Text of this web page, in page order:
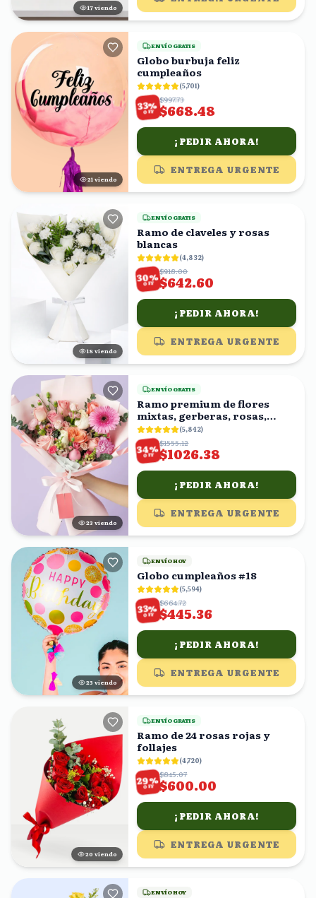
17 viendo
22 viendo
ENVÍO GRATIS
Globo burbuja feliz
cumpleaños
(5,701)
33%
OFF
$997.73
$668.48
¡PEDIR AHORA!
ENTREGA URGENTE
17 viendo
ENVÍO GRATIS
Ramo de claveles y rosas
blancas
(4,832)
30%
OFF
$918.00
$642.60
¡PEDIR AHORA!
ENTREGA URGENTE
24 viendo
ENVÍO GRATIS
Ramo premium de flores
mixtas, gerberas, rosas,
claveles(5,842)
34%
OFF
$1555.12
$1026.38
¡PEDIR AHORA!
ENTREGA URGENTE
22 viendo
ENVÍO HOY
Globo cumpleaños #18
(5,594)
33%
OFF
$664.72
$445.36
¡PEDIR AHORA!
ENTREGA URGENTE
21 viendo
ENVÍO GRATIS
Ramo de 24 rosas rojas y
follajes
(4,720)
29%
OFF
$845.07
$600.00
¡PEDIR AHORA!
ENTREGA URGENTE
ENVÍO HOY